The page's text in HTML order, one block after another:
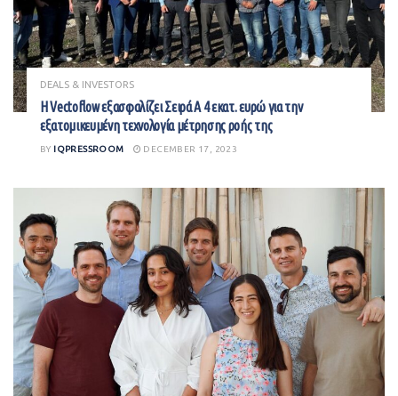
DEALS & INVESTORS
Η Vectoflow εξασφαλίζει Σειρά Α 4 εκατ. ευρώ για την
εξατομικευμένη τεχνολογία μέτρησης ροής της
BY IQPRESSROOM DECEMBER 17, 2023